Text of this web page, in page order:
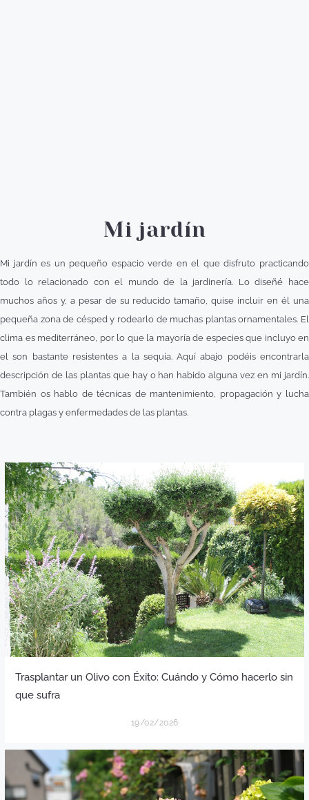
Mi jardín
Mi jardín es un pequeño espacio verde en el que disfruto practicando
todo lo relacionado con el mundo de la jardinería. Lo diseñé hace
muchos años y, a pesar de su reducido tamaño, quise incluir en él una
pequeña zona de césped y rodearlo de muchas plantas ornamentales. El
clima es mediterráneo, por lo que la mayoría de especies que incluyo en
el son bastante resistentes a la sequía. Aquí abajo podéis encontrarla
descripción de las plantas que hay o han habido alguna vez en mi jardín.
También os hablo de técnicas de mantenimiento, propagación y lucha
contra plagas y enfermedades de las plantas.
Trasplantar un Olivo con Éxito: Cuándo y Cómo hacerlo sin
que sufra
19/02/2026